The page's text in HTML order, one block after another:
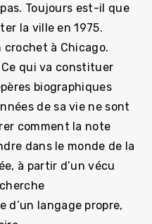
Toujours est-il que
la ville en 1975.
crochet à Chicago.
qui va constituer
biographiques
de sa vie ne sont
comment la note
dans le monde de la
à partir d’un vécu
langage propre,